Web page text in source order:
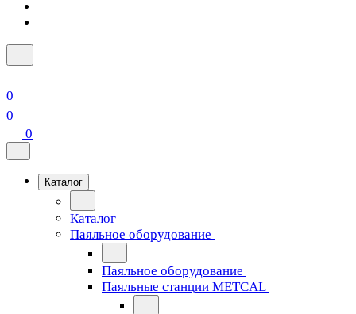
0
0
0
Каталог
Каталог
Паяльное оборудование
Паяльное оборудование
Паяльные станции METCAL